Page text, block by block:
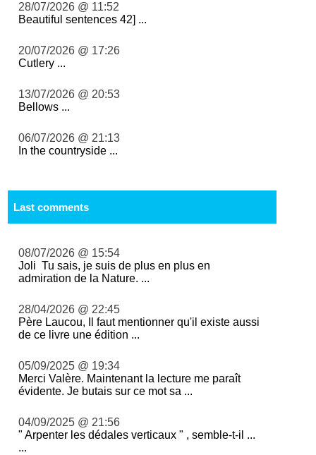
28/07/2026 @ 11:52
Beautiful sentences 42] ...
20/07/2026 @ 17:26
Cutlery ...
13/07/2026 @ 20:53
Bellows ...
06/07/2026 @ 21:13
In the countryside ...
Last comments
08/07/2026 @ 15:54
Joli Tu sais, je suis de plus en plus en
admiration de la Nature. ...
28/04/2026 @ 22:45
Père Laucou, Il faut mentionner qu'il existe aussi
de ce livre une édition ...
05/09/2025 @ 19:34
Merci Valère. Maintenant la lecture me paraît
évidente. Je butais sur ce mot sa ...
04/09/2025 @ 21:56
" Arpenter les dédales verticaux " , semble-t-il ...
...